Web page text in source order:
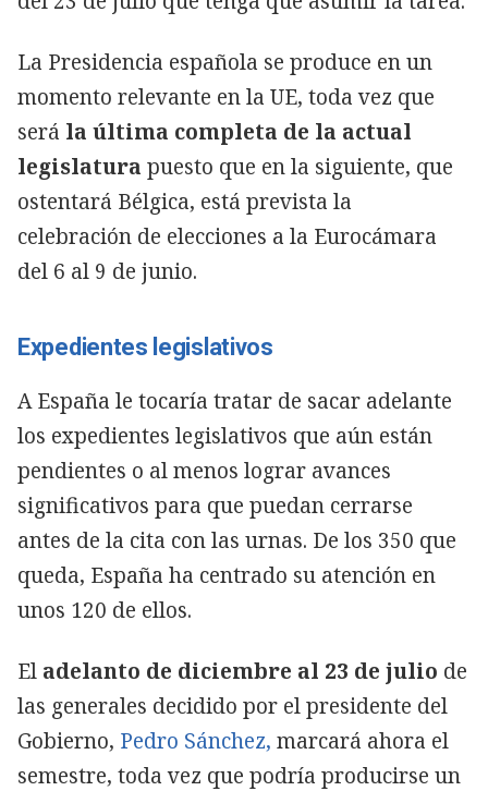
La Presidencia española se produce en un
momento relevante en la UE, toda vez que
será la última completa de la actual
legislatura puesto que en la siguiente, que
ostentará Bélgica, está prevista la
celebración de elecciones a la Eurocámara
del 6 al 9 de junio.
Expedientes legislativos
A España le tocaría tratar de sacar adelante
los expedientes legislativos que aún están
pendientes o al menos lograr avances
significativos para que puedan cerrarse
antes de la cita con las urnas. De los 350 que
queda, España ha centrado su atención en
unos 120 de ellos.
El adelanto de diciembre al 23 de julio de
las generales decidido por el presidente del
Gobierno, Pedro Sánchez, marcará ahora el
semestre, toda vez que podría producirse un